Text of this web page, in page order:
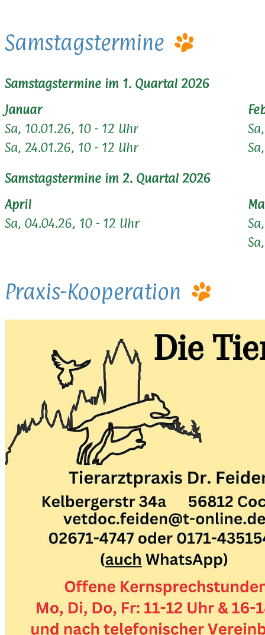
Samstagstermine
Samstagstermine im 1. Quartal 2026
Januar
Sa, 10.01.26, 10 - 12 Uhr
Sa, 24.01.26, 10 - 12 Uhr
Samstagstermine im 2. Quartal 2026
April
Sa, 04.04.26, 10 - 12 Uhr
Praxis-Kooperation